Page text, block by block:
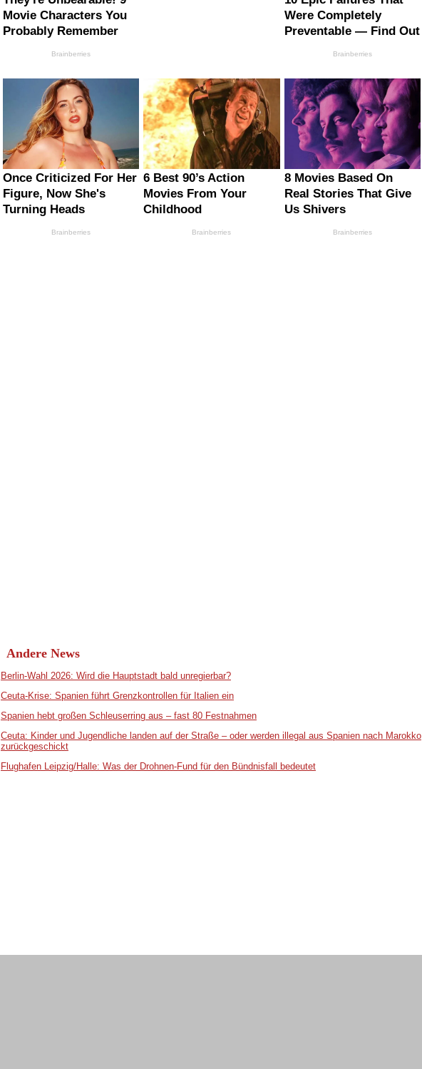
Andere News
Berlin-Wahl 2026: Wird die Hauptstadt bald unregierbar?
Ceuta-Krise: Spanien führt Grenzkontrollen für Italien ein
Spanien hebt großen Schleuserring aus – fast 80 Festnahmen
Ceuta: Kinder und Jugendliche landen auf der Straße – oder werden illegal aus Spanien nach Marokko
zurückgeschickt
Flughafen Leipzig/Halle: Was der Drohnen-Fund für den Bündnisfall bedeutet